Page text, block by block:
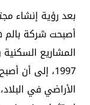
بعد رؤية إنشاء
أصبحت شركة بالم
المشاريع السكنية
1997، إلى أن